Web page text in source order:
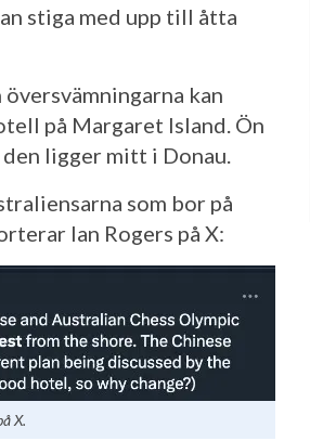
stiga med upp till åtta
översvämningarna kan
på Margaret Island. Ön
ligger mitt i Donau.
som bor på
Ian Rogers på X:
X.